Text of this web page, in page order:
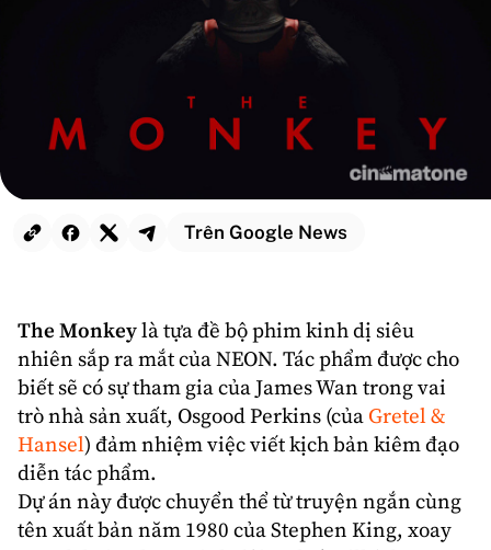
Trên Google News
The Monkeylà tựa đề bộ phimkinh dị siêu
nhiên sắp ra mắt của NEON. Tác phẩm được cho
biết sẽ có sự tham gia của James Wan trong vai
trò nhà sản xuất, Osgood Perkins (của Gretel &
Hansel) đảm nhiệm việc viết kịch bản kiêm đạo
diễn tác phẩm.
Dự án này được chuyển thể từ truyện ngắn cùng
tên xuất bản năm 1980 củaStephen King, xoay